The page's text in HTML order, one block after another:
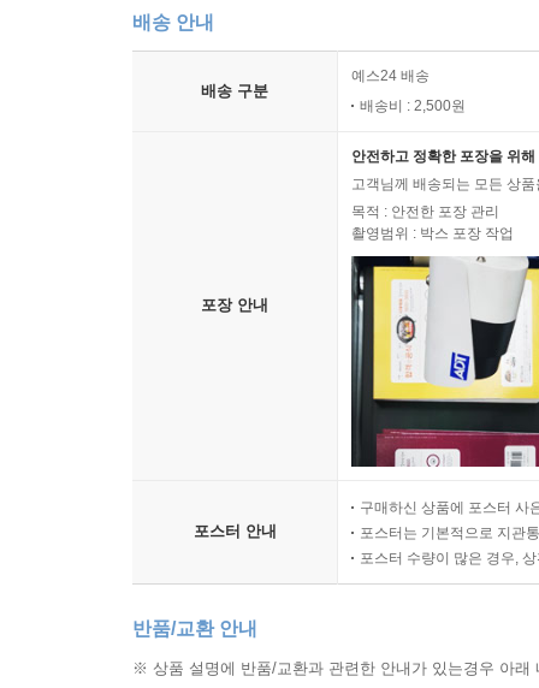
배송 안내
배송 구분
예스24 배송
배송비 : 2,500원
포장 안내
안전하고 정확한 포장을 위
고객님께 배송되는 모든 상
목적 : 안전한 포장 관리
촬영범위 : 박스 포장 작업
포스터 안내
구매하신 상품에 포스터 사
포스터는 기본적으로 지관
포스터 수량이 많은 경우,
반품/교환 안내
※ 상품 설명에 반품/교환과 관련한 안내가 있는경우 아